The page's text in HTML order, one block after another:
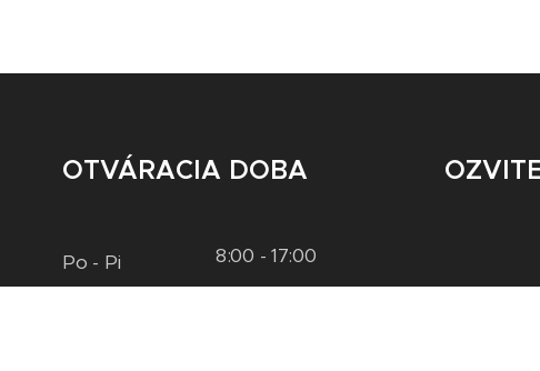
OTVÁRACIA DOBA
Po - Pi 8:00 - 17:00